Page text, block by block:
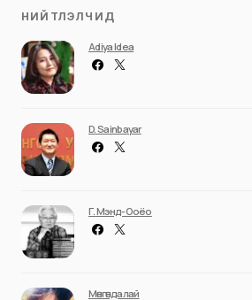
НИЙТЛЭЛЧИД
Adiya Idea
D. Sainbayar
Г. Мэнд-Ооёо
Мөнгөндалай